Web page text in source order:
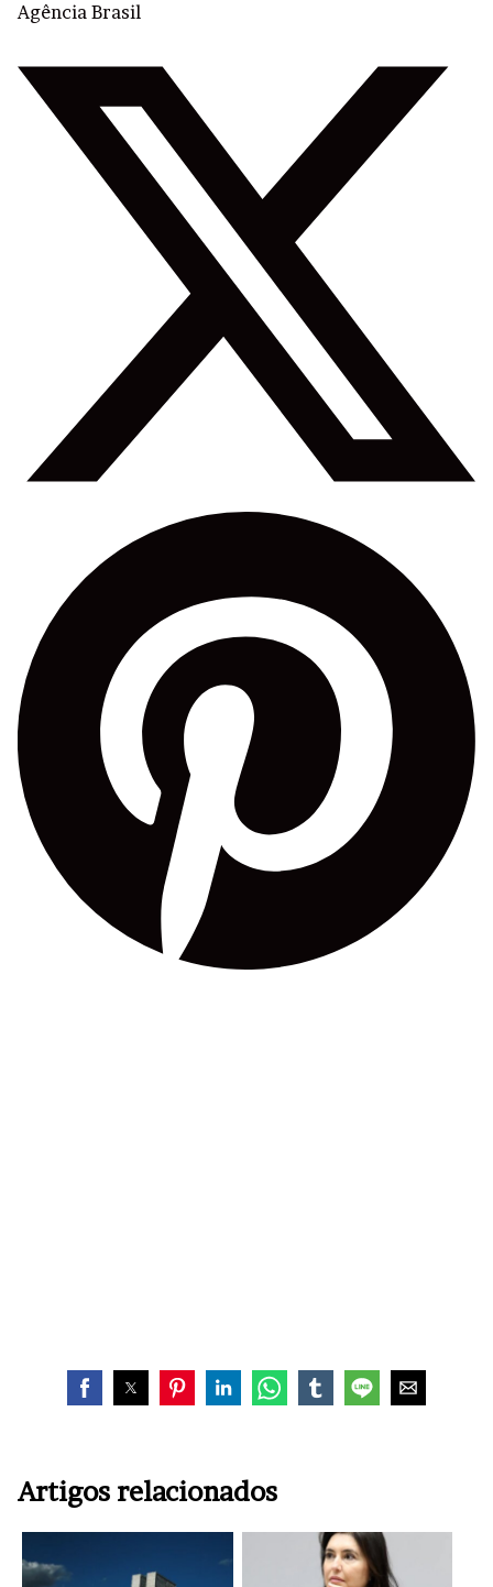
Agência Brasil
Artigos relacionados